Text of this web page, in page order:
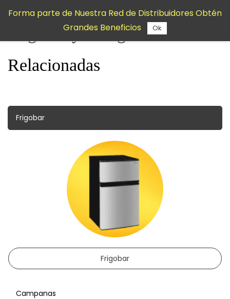
contenido
Frigobar y Categorías
Relacionadas
Frigobar
Frigobar
Campanas
Forma parte de Nuestra Red de Distribuidores Obtén
Grandes Beneficios
Ok